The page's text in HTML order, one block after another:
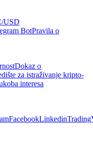
USD
BotPravila o
Dokaz o
za istraživanje kripto-
interesa
FacebookLinkedin